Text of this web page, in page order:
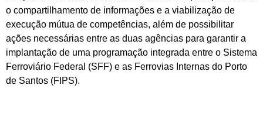
o compartilhamento de informações e a viabilização de
execução mútua de competências, além de possibilitar
ações necessárias entre as duas agências para garantir a
implantação de uma programação integrada entre o Sistema
Ferroviário Federal (SFF) e as Ferrovias Internas do Porto
de Santos (FIPS).